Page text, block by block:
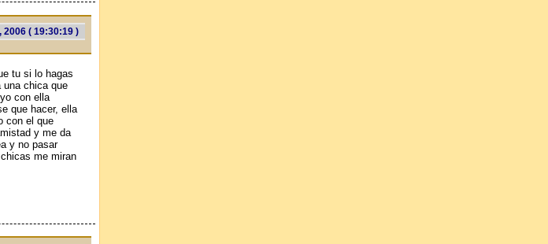
2006 ( 19:30:19 )
tu si lo hagas
una chica que
con ella
que hacer, ella
con el que
y me da
y no pasar
me miran